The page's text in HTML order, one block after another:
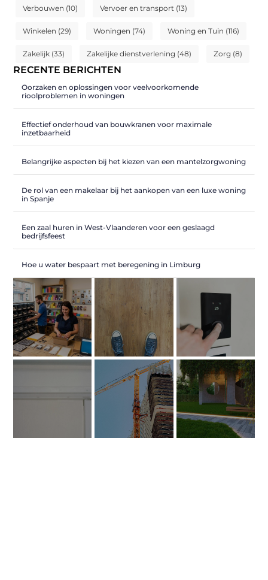
Verbouwen (10) Vervoer en transport (13)
Winkelen (29) Woningen (74) Woning en Tuin (116)
Zakelijk (33) Zakelijke dienstverlening (48) Zorg (8)
RECENTE BERICHTEN
Oorzaken en oplossingen voor veelvoorkomende
rioolproblemen in woningen
Effectief onderhoud van bouwkranen voor maximale
inzetbaarheid
Belangrijke aspecten bij het kiezen van een mantelzorgwoning
De rol van een makelaar bij het aankopen van een luxe woning
in Spanje
Een zaal huren in West-Vlaanderen voor een geslaagd
bedrijfsfeest
Hoe u water bespaart met beregening in Limburg